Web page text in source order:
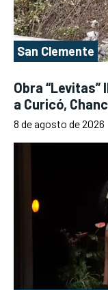
San Clemente
Obra
a Curicó,
8 de agosto de 2026